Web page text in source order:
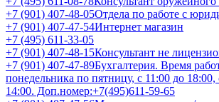
+7 (901) 407-48-05Отдела по работе с
+7 (901) 407-47-54Интернет магазин
+7 (495) 611-33-05
+7 (901) 407-48-15Консультант не
+7 (901) 407-47-89Бухгалтерия. Время
понедельника по пятницу, с 11:00 до 18:00,
14:00. Доп.номер:+7(495)611-59-65